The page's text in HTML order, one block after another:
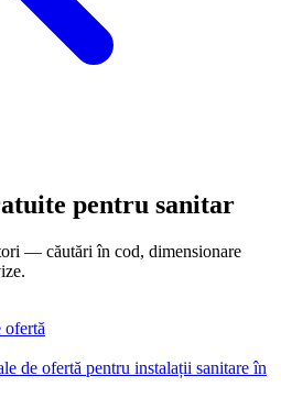
pentru sanitar
— căutări în cod, dimensionare
ofertă
de ofertă pentru instalații sanitare în